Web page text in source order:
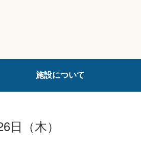
施設について
（木）